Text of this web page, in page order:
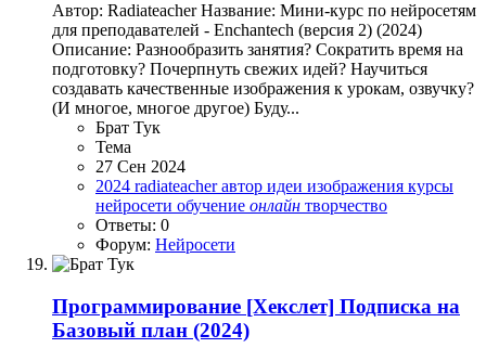
Автор: Radiateacher Название: Мини-курс по нейросетям
для преподавателей - Enchantech (версия 2) (2024)
Описание: Разнообразить занятия? Сократить время на
подготовку? Почерпнуть свежих идей? Научиться
создавать качественные изображения к урокам, озвучку?
(И многое, многое другое) Буду...
Брат Тук
Тема
27 Сен 2024
2024 radiateacherавтор идеи изображения курсы
нейросети обучение онлайн творчество
Ответы: 0
Форум: Нейросети
Программирование [Хекслет] Подписка на
Базовый план (2024)